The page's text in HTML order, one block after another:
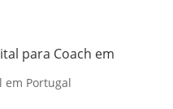
para Coach em
em Portugal